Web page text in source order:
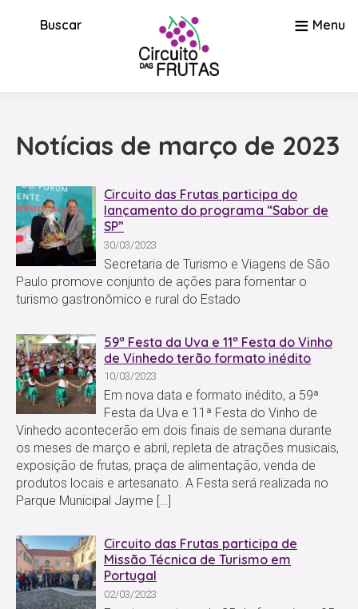
Buscar ≡ Menu
Notícias de março de 2023
Circuito das Frutas participa do
lançamento do programa “Sabor de
SP”
30/03/2023
Secretaria de Turismo e Viagens de São
Paulo promove conjunto de ações para fomentar o
turismo gastronômico e rural do Estado
59ª Festa da Uva e 11ª Festa do Vinho
de Vinhedo terão formato inédito
10/03/2023
Em nova data e formato inédito, a 59ª
Festa da Uva e 11ª Festa do Vinho de
Vinhedo acontecerão em dois finais de semana durante
os meses de março e abril, repleta de atrações musicais,
exposição de frutas, praça de alimentação, venda de
produtos locais e artesanato. A Festa será realizada no
Parque Municipal Jayme […]
Circuito das Frutas participa de
Missão Técnica de Turismo em
Portugal
02/03/2023